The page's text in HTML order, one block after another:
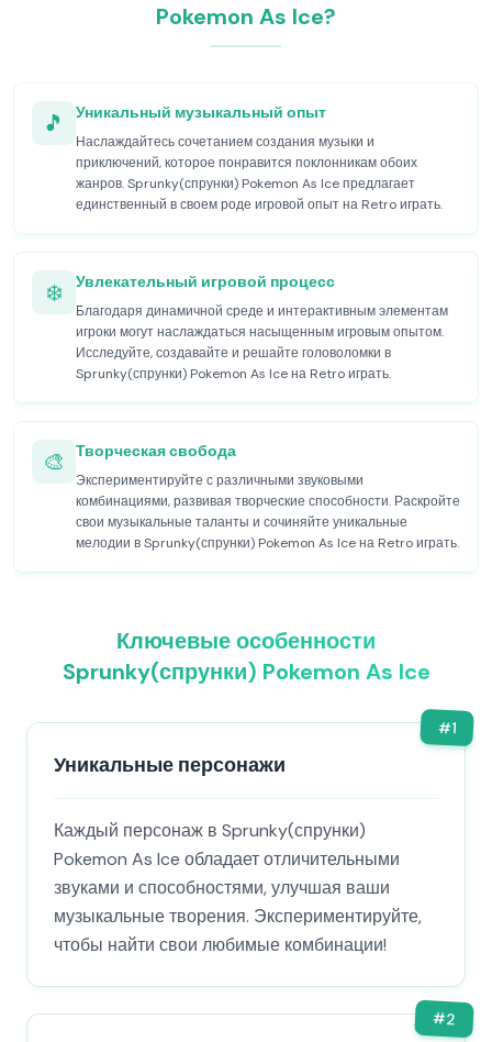
Pokemon As Ice?
🎵 Уникальный музыкальный опыт
Наслаждайтесь сочетанием создания музыки и
приключений, которое понравится поклонникам обоих
жанров. Sprunky(спрунки) Pokemon As Ice предлагает
единственный в своем роде игровой опыт на Retro играть.
❄️ Увлекательный игровой процесс
Благодаря динамичной среде и интерактивным элементам
игроки могут наслаждаться насыщенным игровым опытом.
Исследуйте, создавайте и решайте головоломки в
Sprunky(спрунки) Pokemon As Ice на Retro играть.
🎨 Творческая свобода
Экспериментируйте с различными звуковыми
комбинациями, развивая творческие способности. Раскройте
свои музыкальные таланты и сочиняйте уникальные
мелодии в Sprunky(спрунки) Pokemon As Ice на Retro играть.
Ключевые особенности
Sprunky(спрунки) Pokemon As Ice
#1
Уникальные персонажи
Каждый персонаж в Sprunky(спрунки)
Pokemon As Ice обладает отличительными
звуками и способностями, улучшая ваши
музыкальные творения. Экспериментируйте,
чтобы найти свои любимые комбинации!
#2